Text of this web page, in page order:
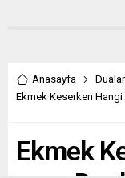
Anasayfa
Dualar
Ekmek Keserken Hangi
Ekmek